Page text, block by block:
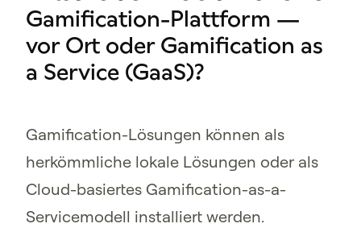
Gamification-Plattform —
vor Ort oder Gamification as
a Service (GaaS)?
Gamification-Lösungen können als
herkömmliche lokale Lösungen oder als
Cloud-basiertes Gamification-as-a-
Servicemodell installiert werden.